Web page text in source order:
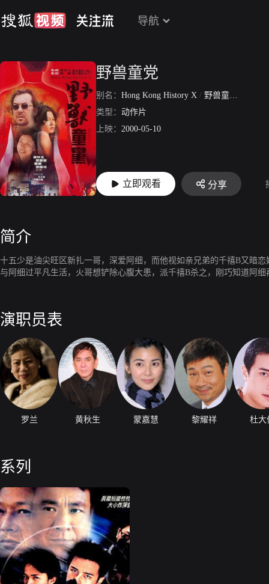
导航
野兽童党
别名： Hong Kong History X / 野兽童党1
类型： 动作片
上映： 2000-05-10
立即观看 分享
简介
十五少是油尖旺区新扎一哥，深爱阿细，而他视如亲兄弟的千禧B又暗
与阿细过平凡生活，火哥想铲除心腹大患，派千禧B杀之，刚巧知道阿
演职员表
罗兰 黄秋生 蒙嘉慧 黎耀祥 杜大
系列